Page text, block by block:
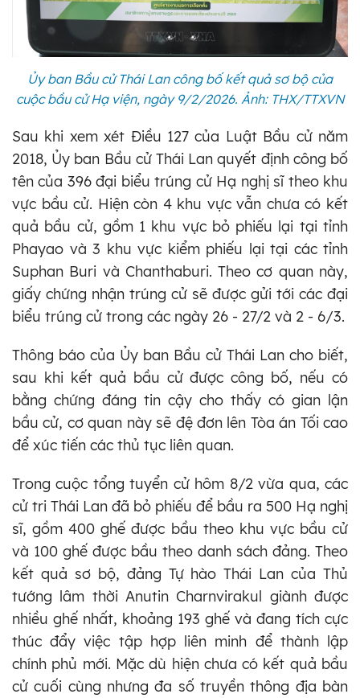
Ủy ban Bầu cử Thái Lan công bố kết quả sơ bộ của
cuộc bầu cử Hạ viện, ngày 9/2/2026. Ảnh: THX/TTXVN
Sau khi xem xét Điều 127 của Luật Bầu cử năm
2018, Ủy ban Bầu cử Thái Lan quyết định công bố
tên của 396 đại biểu trúng cử Hạ nghị sĩ theo khu
vực bầu cử. Hiện còn 4 khu vực vẫn chưa có kết
quả bầu cử, gồm 1 khu vực bỏ phiếu lại tại tỉnh
Phayao và 3 khu vực kiểm phiếu lại tại các tỉnh
Suphan Buri và Chanthaburi. Theo cơ quan này,
giấy chứng nhận trúng cử sẽ được gửi tới các đại
biểu trúng cử trong các ngày 26 - 27/2 và 2 - 6/3.
Thông báo của Ủy ban Bầu cử Thái Lan cho biết,
sau khi kết quả bầu cử được công bố, nếu có
bằng chứng đáng tin cậy cho thấy có gian lận
bầu cử, cơ quan này sẽ đệ đơn lên Tòa án Tối cao
để xúc tiến các thủ tục liên quan.
Trong cuộc tổng tuyển cử hôm 8/2 vừa qua, các
cử tri Thái Lan đã bỏ phiếu để bầu ra 500 Hạ nghị
sĩ, gồm 400 ghế được bầu theo khu vực bầu cử
và 100 ghế được bầu theo danh sách đảng. Theo
kết quả sơ bộ, đảng Tự hào Thái Lan của Thủ
tướng lâm thời Anutin Charnvirakul giành được
nhiều ghế nhất, khoảng 193 ghế và đang tích cực
thúc đẩy việc tập hợp liên minh để thành lập
chính phủ mới. Mặc dù hiện chưa có kết quả bầu
cử cuối cùng nhưng đa số truyền thông địa bàn